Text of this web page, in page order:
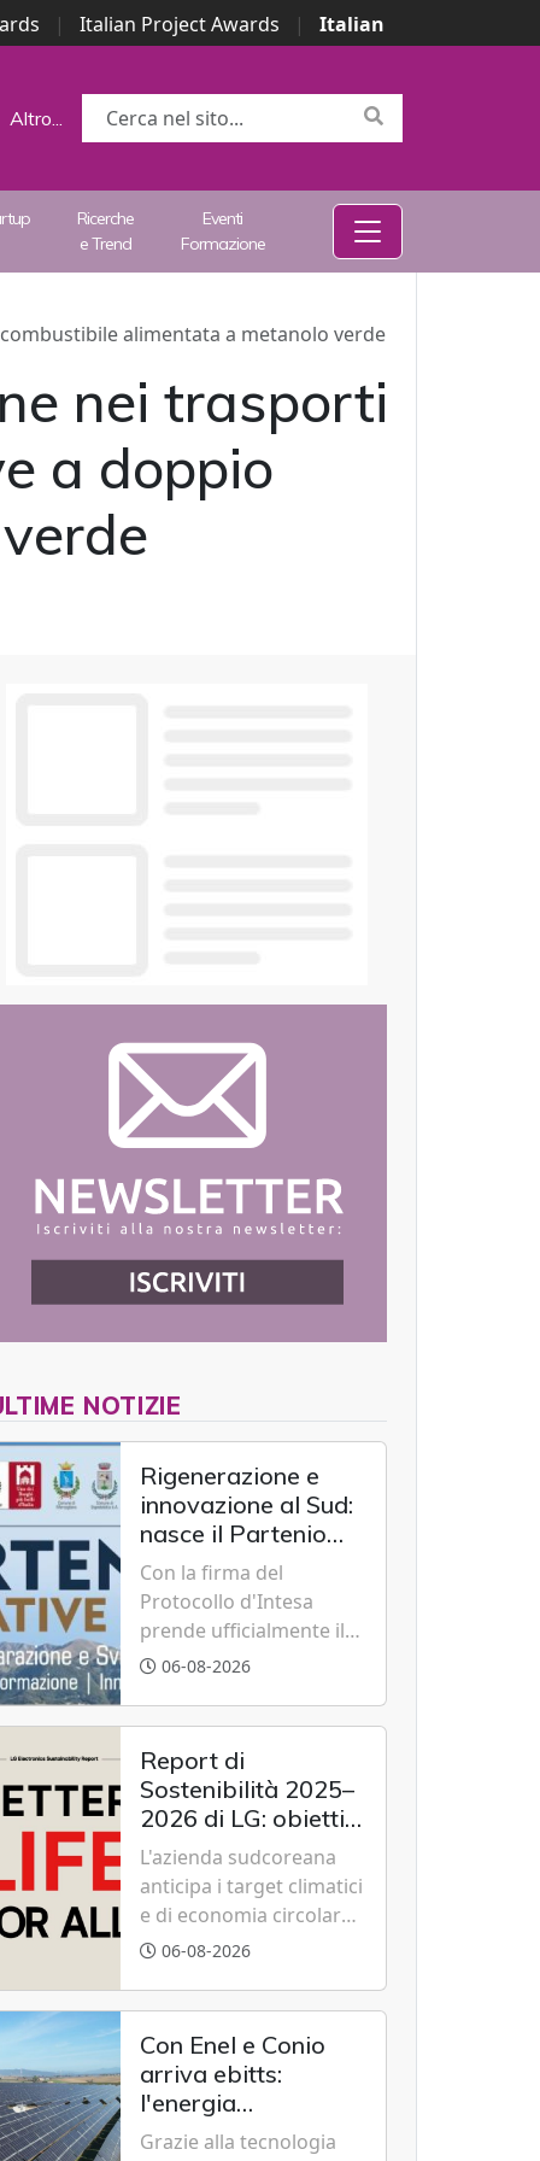
| Italian Project Awards |
Italian
Altro...
Ricerche
e Trend
Eventi
Formazione
alimentata a metanolo verde
nei trasporti
a doppio
NOTIZIE
Rigenerazione e
innovazione al Sud:
nasce il Partenio
Creative Hub per il
rilancio del
territorio
Con la firma del
Protocollo d'Intesa
prende ufficialmente il
via il recupero dell'ex
modello di partenariato
pubblico-privato e a una
rete di partner strategici
d'eccellenza.
06-08-2026
Report di
Sostenibilità 2025–
2026 di LG: obiettivi
2030 raggiunti con
cinque anni
d'anticipo
L'azienda sudcoreana
anticipa i target climatici
e di economia circolare,
confermando
a innovazione,
accessibilità e
governance
trasparente.
06-08-2026
Con Enel e Conio
arriva ebitts:
l'energia
rinnovabile entra in
Grazie alla tecnologia